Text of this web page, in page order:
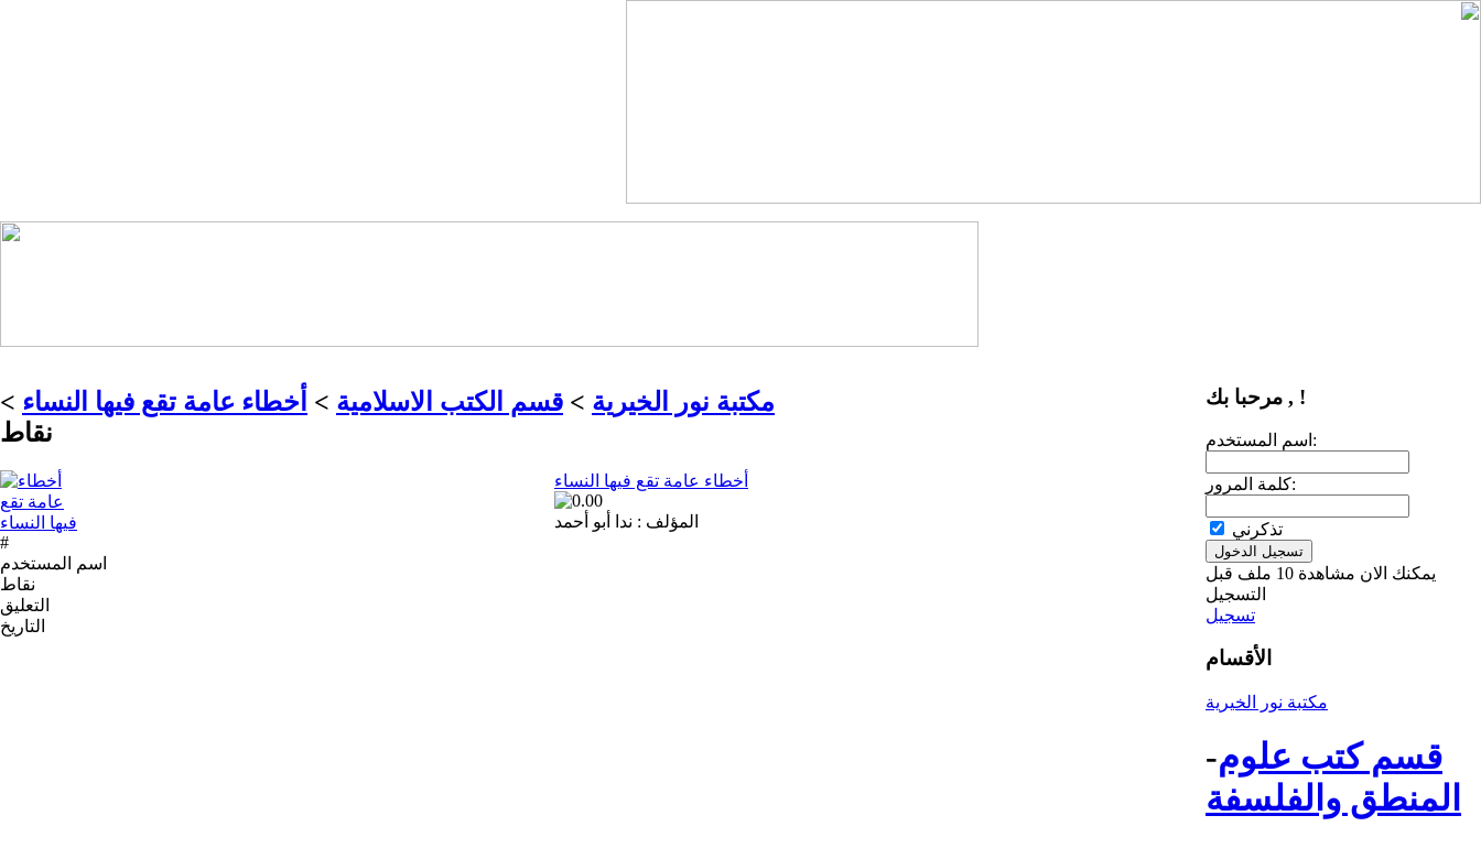
مرحبا بك , !
اسم المستخدم:
كلمة المرور:
تذكرني
يمكنك الان مشاهدة 10 ملف قبل
التسجيل
تسجيل
الأقسام
مكتبة نور الخيرية
-قسم كتب علوم
المنطق والفلسفة
مكتبة نور الخيرية > قسم الكتب الاسلامية > أخطاء عامة تقع فيها النساء >
نقاط
أخطاء عامة تقع فيها النساء
المؤلف : ندا أبو أحمد
#
اسم المستخدم
نقاط
التعليق
التاريخ